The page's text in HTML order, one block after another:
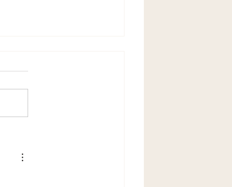
médecine chinoise peut faire